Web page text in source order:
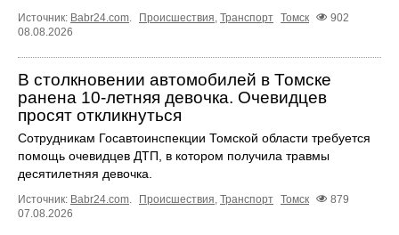
Источник: Babr24.com Происшествия Транспорт Томск
902
08.08.2026
В столкновении автомобилей в Томске
ранена 10-летняя девочка. Очевидцев
просят откликнуться
Сотрудникам Госавтоинспекции Томской области требуется
помощь очевидцев ДТП, в котором получила травмы
десятилетняя девочка.
Источник: Babr24.com Происшествия Транспорт Томск
879
07.08.2026